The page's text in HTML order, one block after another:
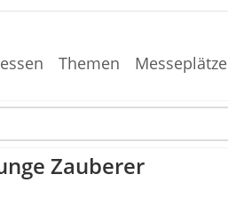
Themen Messeplätze
Zauberer